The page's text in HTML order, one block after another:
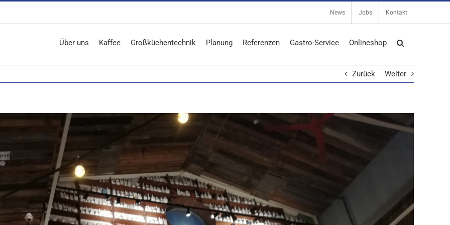
News Jobs Kontakt
Über uns Kaffee Großküchentechnik Planung Referenzen Gastro-Service Onlineshop
Zurück Weiter